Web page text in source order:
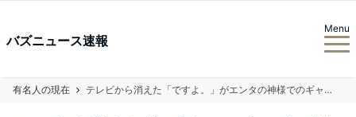
バズニュース速報
Menu
有名人の現在 テレビから消えた「ですよ。」がエンタの神様でのギャラを暴露…吉本ピンハネしすぎ…